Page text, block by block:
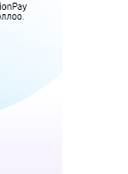
дулаан байна
зөрчлийг